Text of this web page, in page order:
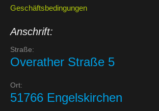
Geschäftsbedingungen
Anschrift:
Straße:
Overather Straße 5
Ort:
51766 Engelskirchen